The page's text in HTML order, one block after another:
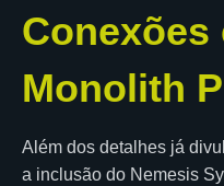
Conexões
Monolith
Além dos detalhes já
a inclusão do Nemesis